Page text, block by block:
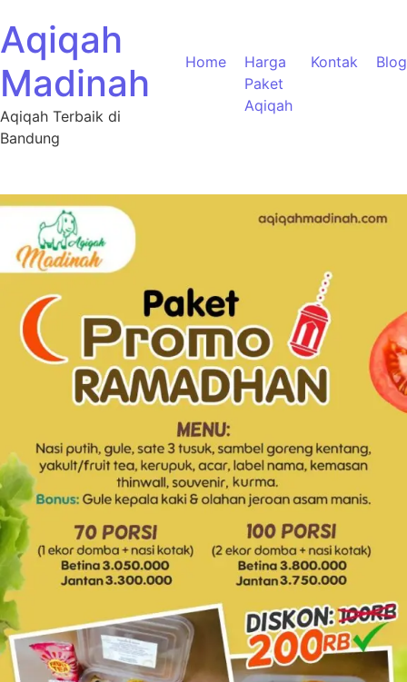
Aqiqah
Madinah
Aqiqah Terbaik di
Bandung
Home
Harga
Paket
Aqiqah
Kontak Blog